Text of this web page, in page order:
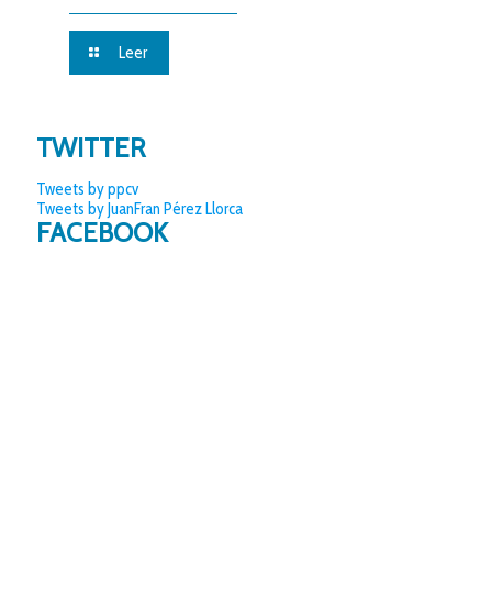
Leer
TWITTER
Tweets by ppcv
Tweets by JuanFran Pérez Llorca
FACEBOOK